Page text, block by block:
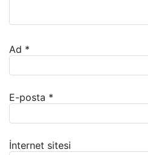
Ad *
E-posta *
İnternet sitesi